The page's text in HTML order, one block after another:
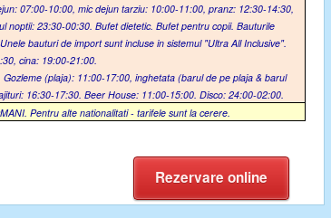
07:00-10:00, mic dejun tarziu: 10:00-11:00, pranz: 12:30-14:30,
noptii: 23:30-00:30. Bufet dietetic. Bufet pentru copii. Bauturile
bauturi de import sunt incluse in sistemul "Ultra All Inclusive".
cina: 19:00-21:00.
(plaja): 11:00-17:00, inghetata (barul de pe plaja & barul
16:30-17:30. Beer House: 11:00-15:00. Disco: 24:00-02:00.
Pentru alte nationalitati - tarifele sunt la cerere.
Rezervare online